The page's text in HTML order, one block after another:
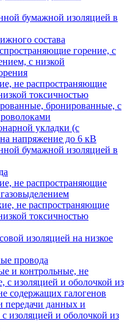
бумажной изоляцией в
состава
горение, с
с низкой
не распространяющие
токсичностью
бронированные, с
укладки (с
напряжение до 6 кВ
бумажной изоляцией в
не распространяющие
не распространяющие
токсичностью
изоляцией на низкое
провода
и контрольные, не
с изоляцией и оболочкой из
содержащих галогенов
передачи данных и
изоляцией и оболочкой из